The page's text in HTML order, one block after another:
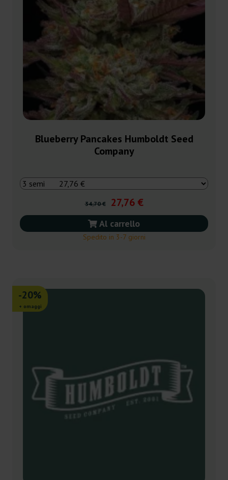
Blueberry Pancakes Humboldt Seed
Company
34,70 € 27,76 €
Al carrello
Spedito in 3-7 giorni
-20%
+ omaggi